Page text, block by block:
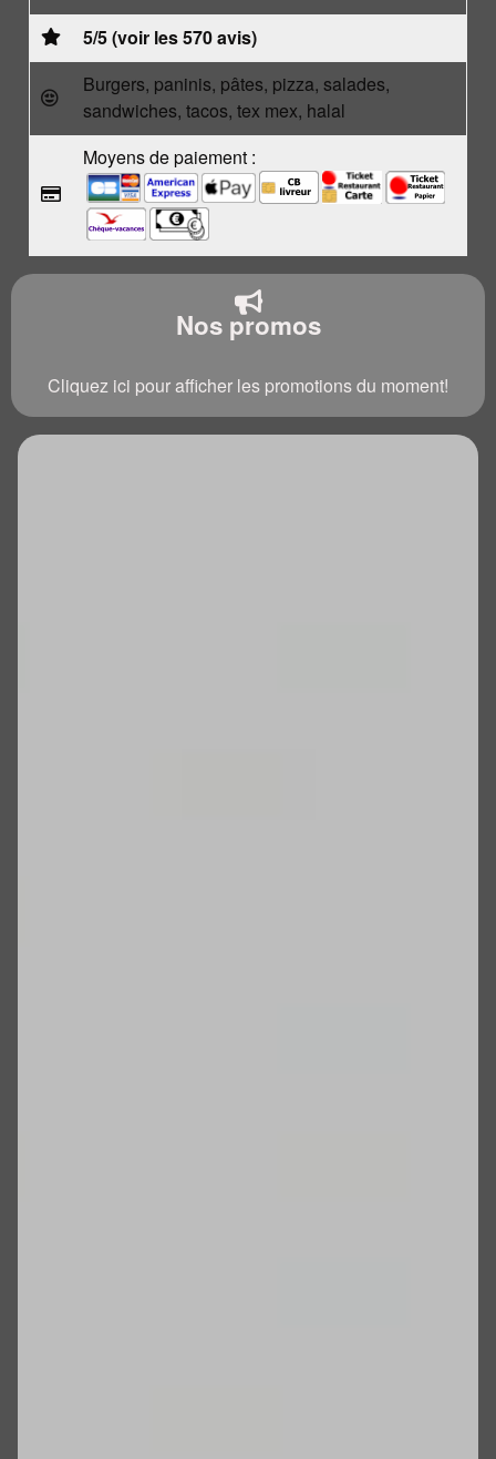
5/5 (voir les 570 avis)
Burgers, paninis, pâtes, pizza, salades,
sandwiches, tacos, tex mex, halal
Moyens de paiement :
Nos promos
Cliquez ici pour afficher les promotions du moment!